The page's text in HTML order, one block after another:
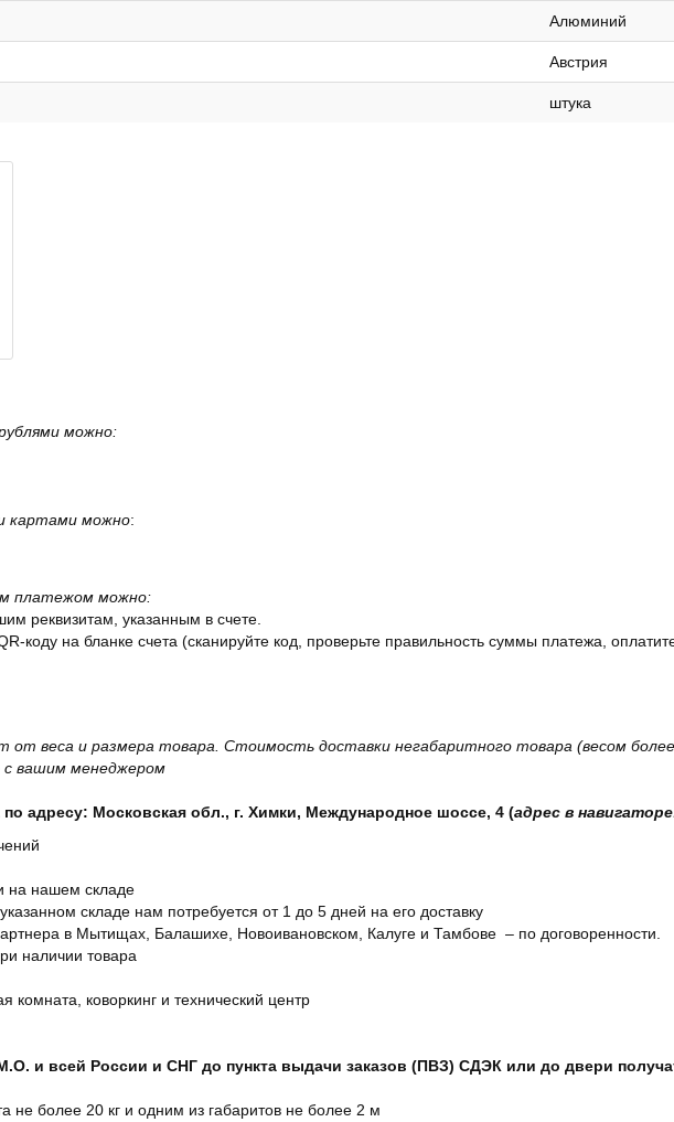
Алюминий
Австрия
штука
можно:
картами можно:
платежом можно:
реквизитам, указанным в счете.
коду на бланке счета (сканируйте код, проверьте правильность суммы платежа,
от веса и размера товара. Стоимость доставки негабаритного товара (весом
с вашим менеджером
адресу: Московская обл., г. Химки, Международное шоссе, 4 (адрес в
на нашем складе
складе нам потребуется от 1 до 5 дней на его доставку
в Мытищах, Балашихе, Новоивановском, Калуге и Тамбове – по договоренности.
наличии товара
комната, коворкинг и технический центр
и всей России и СНГ до пункта выдачи заказов (ПВЗ) СДЭК или до двери
не более 20 кг и одним из габаритов не более 2 м